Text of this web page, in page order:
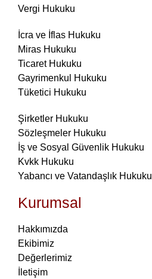
Vergi Hukuku
İcra ve İflas Hukuku
Miras Hukuku
Ticaret Hukuku
Gayrimenkul Hukuku
Tüketici Hukuku
Şirketler Hukuku
Sözleşmeler Hukuku
İş ve Sosyal Güvenlik Hukuku
Kvkk Hukuku
Yabancı ve Vatandaşlık Hukuku
Kurumsal
Hakkımızda
Ekibimiz
Değerlerimiz
İletişim